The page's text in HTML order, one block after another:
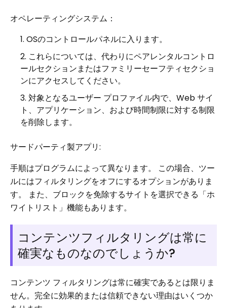
オペレーティングシステム：
OSのコントロールパネルに入ります。
これらについては、代わりにペアレンタルコントロ
ールセクションまたはファミリーセーフティセクショ
ンにアクセスしてください。
対象となるユーザー プロファイル内で、Web サイ
ト、アプリケーション、および時間制限に対する制限
を削除します。
サードパーティ製アプリ:
手順はプログラムによって異なります。 この場合、ツー
ルにはフィルタリングをオフにするオプションがありま
す。 また、ブロックを免除するサイトを選択できる「ホ
ワイトリスト」機能もあります。
コンテンツフィルタリングは常に
確実なものなのでしょうか?
コンテンツ フィルタリングは常に確実であるとは限りま
せん。完全に効果的または信頼できない理由はいくつか